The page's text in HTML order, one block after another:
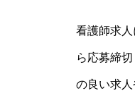
看護師求
ら応募締
の良い求